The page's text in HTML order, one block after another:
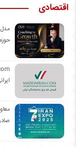
اقتصادی